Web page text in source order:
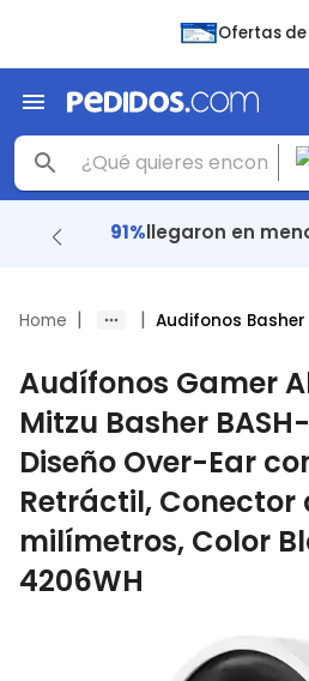
Ofertas
91%llegaron en
Home | | Audifonos
Audífonos Gamer
Mitzu Basher
Diseño Over-Ear
Retráctil, Conector
milímetros, Color
4206WH